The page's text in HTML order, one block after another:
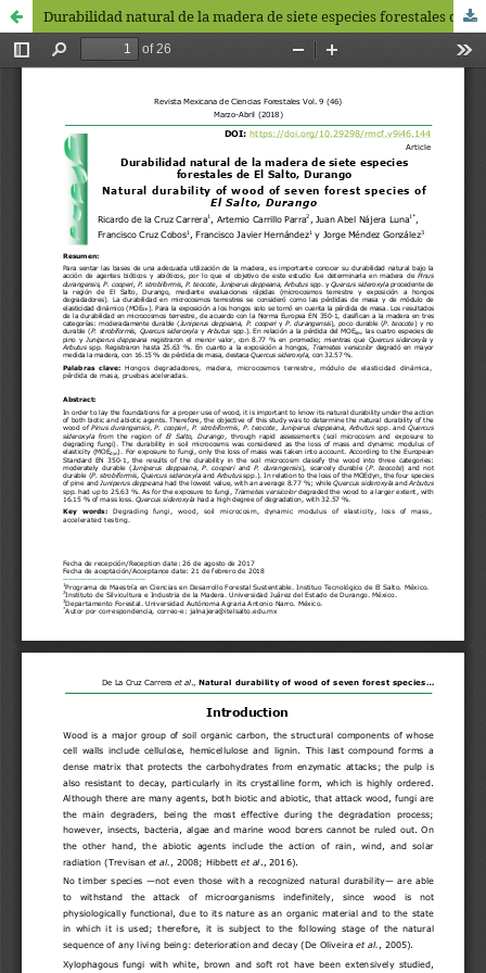
Durabilidad natural de la madera de siete especies forestales de El Salto, Durango